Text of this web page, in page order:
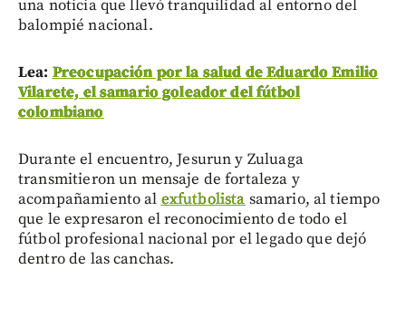
una noticia que llevó tranquilidad al entorno del
balompié nacional.
Lea: Preocupación por la salud de Eduardo Emilio
Vilarete, el samario goleador del fútbol
colombiano
Durante el encuentro, Jesurun y Zuluaga
transmitieron un mensaje de fortaleza y
acompañamiento al exfutbolista samario, al tiempo
que le expresaron el reconocimiento de todo el
fútbol profesional nacional por el legado que dejó
dentro de las canchas.